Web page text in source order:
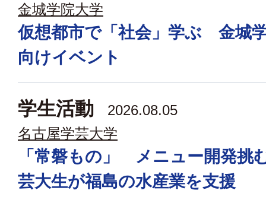
金城学院大学
仮想都市で「社会」学ぶ 金城
向けイベント
学生活動
2026.08.05
名古屋学芸大学
「常磐もの」 メニュー開発
芸大生が福島の水産業を支援